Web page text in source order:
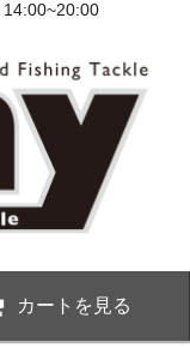
14:00~20:00
カートを見る